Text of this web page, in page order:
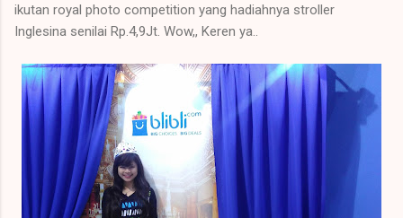
ikutan royal photo competition yang hadiahnya stroller
Inglesina senilai Rp.4,9Jt. Wow,, Keren ya..